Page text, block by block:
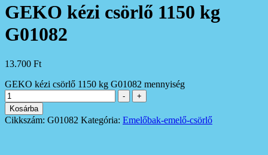
GEKO kézi csörlő 1150 kg
G01082
13.700 Ft
GEKO kézi csörlő 1150 kg G01082 mennyiség
-
+
Kosárba
Cikkszám: G01082 Kategória: Emelőbak-emelő-csörlő